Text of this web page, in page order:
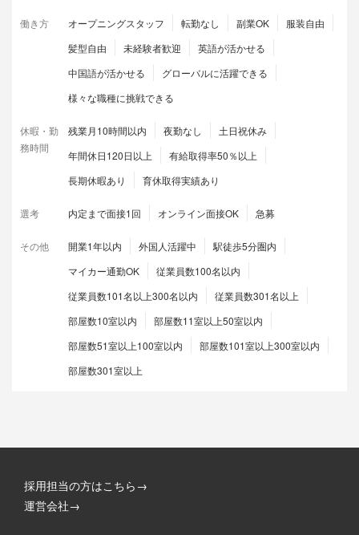
働き方 オープニングスタッフ 転勤なし 副業OK
服装自由
髪型自由
未経験者歓迎
英語が活かせる
中国語が活かせる
グローバルに活躍できる
様々な職種に挑戦できる
休暇・勤
務時間
残業月10時間以内 夜勤なし
土日祝休み
年間休日120日以上
有給取得率50％以上
長期休暇あり
育休取得実績あり
選考 内定まで面接1回 オンライン面接OK 急募
その他 開業1年以内 外国人活躍中
駅徒歩5分圏内
マイカー通勤OK
従業員数100名以内
従業員数101名以上300名以内
従業員数301名以上
部屋数10室以内
部屋数11室以上50室以内
部屋数51室以上100室以内
部屋数101室以上300室以内
部屋数301室以上
採用担当の方はこちら→
運営会社→